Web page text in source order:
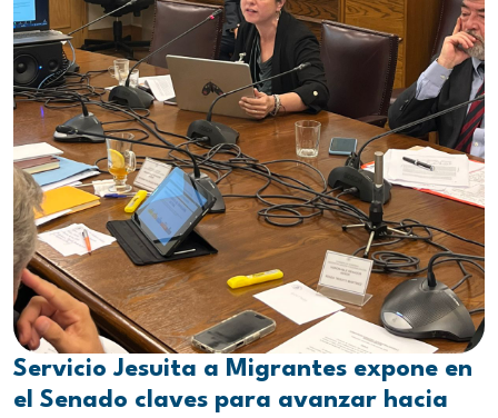
Servicio Jesuita a Migrantes expone en
el Senado claves para avanzar hacia